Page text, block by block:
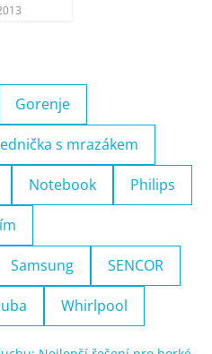
Gorenje
s mrazákem
Notebook Philips
Samsung SENCOR
Whirlpool